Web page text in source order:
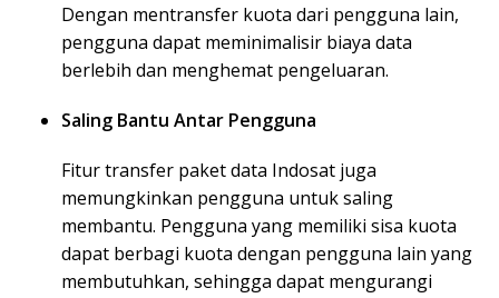
Dengan mentransfer kuota dari pengguna lain,
pengguna dapat meminimalisir biaya data
berlebih dan menghemat pengeluaran.
Saling Bantu Antar Pengguna
Fitur transfer paket data Indosat juga
memungkinkan pengguna untuk saling
membantu. Pengguna yang memiliki sisa kuota
dapat berbagi kuota dengan pengguna lain yang
membutuhkan, sehingga dapat mengurangi